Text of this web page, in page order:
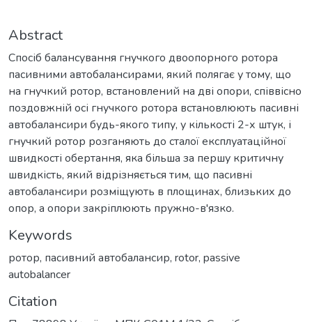
Abstract
Спосіб балансування гнучкого двоопорного ротора
пасивними автобалансирами, який полягає у тому, що
на гнучкий ротор, встановлений на дві опори, співвісно
поздовжній осі гнучкого ротора встановлюють пасивні
автобалансири будь-якого типу, у кількості 2-х штук, і
гнучкий ротор розганяють до сталої експлуатаційної
швидкості обертання, яка більша за першу критичну
швидкість, який відрізняється тим, що пасивні
автобалансири розміщують в площинах, близьких до
опор, а опори закріплюють пружно-в'язко.
Keywords
ротор, пасивний автобалансир, rotor, passive
autobalancer
Citation